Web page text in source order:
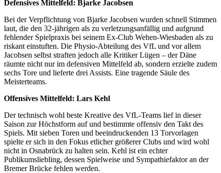
Defensives Mittelfeld: Bjarke Jacobsen
Bei der Verpflichtung von Bjarke Jacobsen wurden schnell Stimmen
laut, die den 32-jährigen als zu verletzungsanfällig und aufgrund
fehlender Spielpraxis bei seinem Ex-Club Wehen-Wiesbaden als zu
riskant einstuften. Die Physio-Abteilung des VfL und vor allem
Jacobsen selbst straften jedoch alle Kritiker Lügen – der Däne
räumte nicht nur im defensiven Mittelfeld ab, sondern erzielte zudem
sechs Tore und lieferte drei Assists. Eine tragende Säule des
Meisterteams.
Offensives Mittelfeld: Lars Kehl
Der technisch wohl beste Kreative des VfL-Teams lief in dieser
Saison zur Höchstform auf und bestimmte offensiv den Takt des
Spiels. Mit sieben Toren und beeindruckenden 13 Torvorlagen
spielte er sich in den Fokus etlicher größerer Clubs und wird wohl
nicht in Osnabrück zu halten sein. Kehl ist ein echter
Publikumsliebling, dessen Spielweise und Sympathiefaktor an der
Bremer Brücke fehlen werden.